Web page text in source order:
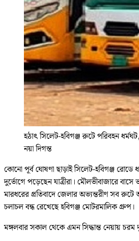
হঠাৎ সিলেট-হবিগঞ্জ রুটে পরিবহন ধর্মঘট,
নয়া দিগন্ত
কোনো পূর্ব ঘোষণা ছাড়াই সিলেট-হবিগঞ্জ রোডে
দুর্ভোগে পড়েছেন যাত্রীরা। মৌলভীবাজারে
মারধরের প্রতিবাদে জেলার অভ্যন্তরীণ সব রুটে
চলাচল বন্ধ রেখেছে হবিগঞ্জ মোটরমালিক গ্রুপ।
মঙ্গলবার সকাল থেকে এমন সিদ্ধান্ত নেয়ায় চরম